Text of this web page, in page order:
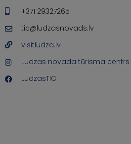
+371 29327265
tic@ludzasnovads.lv
visitludza.lv
Ludzas novada tūrisma centrs
LudzasTIC